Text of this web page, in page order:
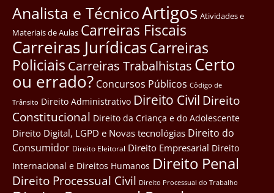
Analista e TécnicoArtigos Atividades e
Materiais de Aulas Carreiras Fiscais
Carreiras JurídicasCarreiras
Policiais Carreiras Trabalhistas Certo
ou errado? Concursos Públicos Côdigo de
Trânsito Direito Administrativo Direito Civil Direito
Constitucional Direito da Criança e do Adolescente
Direito Digital, LGPD e Novas tecnológias Direito do
Consumidor Direito Eleitoral Direito Empresarial Direito
Internacional e Direitos Humanos Direito Penal
Direito Processual Civil Direito Processual do Trabalho